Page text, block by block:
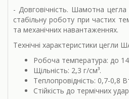
- Довговічність. Шамотна
стабільну роботу при частих
та механічних навантаженнях.
Технічні характеристики цегли
Робоча температура: до
Щільність: 2,3 г/см³.
Теплопровідність: 0,7-0,8
Стійкість до термічних